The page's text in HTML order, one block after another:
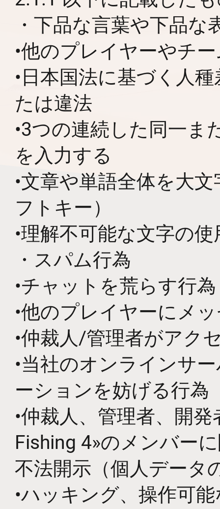
・下品な言葉や下品
•他のプレイヤーやチ
•日本国法に基づく人
たは違法
•3つの連続した同一ま
を入力する
•文章や単語全体を大
フトキー）
•理解不可能な文字の使
・スパム行為
•チャットを荒らす行為
•他のプレイヤーにメ
•仲裁人/管理者がアク
•当社のオンラインサ
ーションを妨げる行為
•仲裁人、管理者、開
Fishing 4»のメンバー
不法開示（個人データ
•ハッキング、操作可